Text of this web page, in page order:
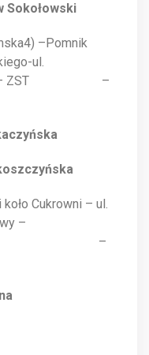
–Pomnik
ul.
– ZST –
Cukrowni – ul.
–
–